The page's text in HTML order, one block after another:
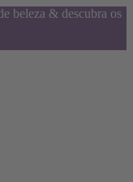
beleza & descubra os